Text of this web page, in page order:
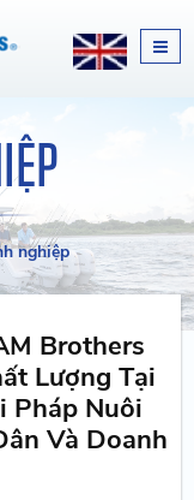
nghiệp
Brothers
Lượng Tại
Pháp Nuôi
Và Doanh